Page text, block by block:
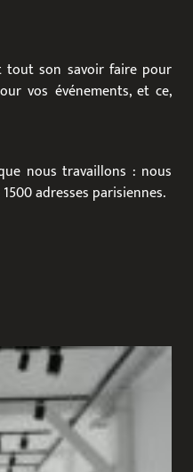
tout son savoir faire pour
vos événements, et ce,
nous travaillons : nous
adresses parisiennes.